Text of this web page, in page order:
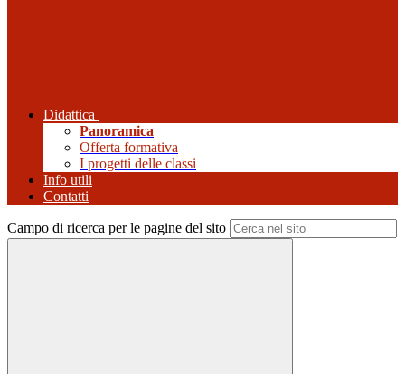
Didattica
Panoramica
Offerta formativa
I progetti delle classi
Info utili
Contatti
Campo di ricerca per le pagine del sito